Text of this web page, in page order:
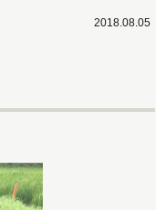
2018.08.05